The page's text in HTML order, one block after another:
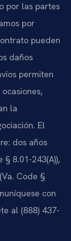
por las partes
por
pueden
daños
permiten
la
El
dos años
8.01-243(A)),
Code §
con
al (888) 437-